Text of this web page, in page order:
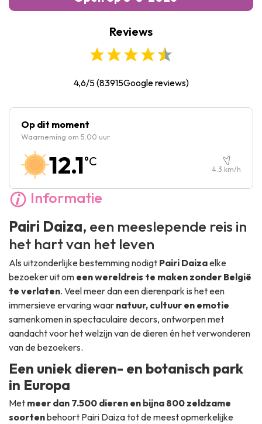
19:00
-19:00
Vrijdag :10:00-
Zaterdag :
Zondag :10:00 -19:00
Reviews
4,6/5(83915Google reviews)
Op dit moment
Waarneming om 5.00 uur
12.1°C
4.3 km/h
Informatie
Pairi Daiza, een meeslepende reis in
het hart van het leven
Als uitzonderlijke bestemming nodigt Pairi Daizaelke
bezoeker uit om een wereldreis te maken zonder België
te verlaten. Veel meer dan een dierenpark is het een
immersieve ervaring waar natuur, cultuur en emotie
samenkomen in spectaculaire decors, ontworpen met
aandacht voor het welzijn van de dieren én het verwonderen
van de bezoekers.
Een uniek dieren- en botanisch park
in Europa
Met meer dan 7.500 dieren en bijna 800 zeldzame
soortenbehoort Pairi Daiza tot de meest opmerkelijke